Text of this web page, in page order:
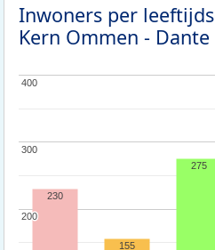
Inwoners per
Kern Ommen -
200
200
300
300
400
400
230
155
275